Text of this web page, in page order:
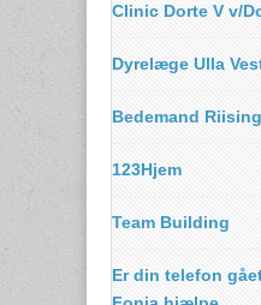
Clinic Dorte V v/
Dyrelæge Ulla
Bedemand Riising
123Hjem
Team Building
Er din telefon